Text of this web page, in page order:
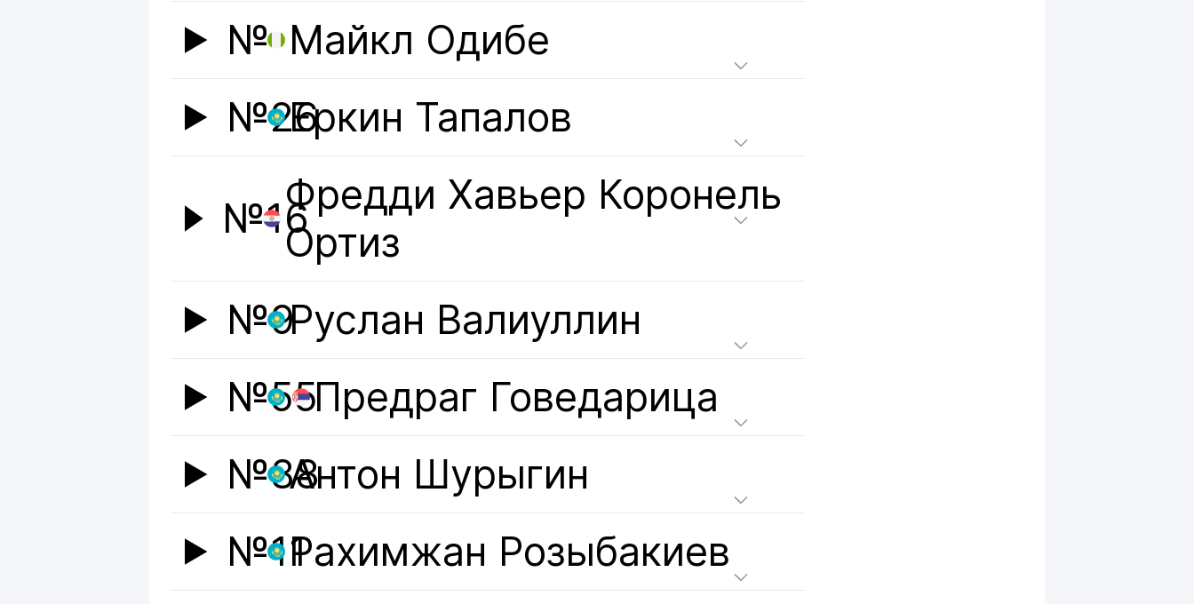
№ Майкл Одибе
№26Еркин Тапалов
№16Фредди Хавьер Коронель
Ортиз
№9Руслан Валиуллин
№55Предраг Говедарица
№88Антон Шурыгин
№11Рахимжан Розыбакиев